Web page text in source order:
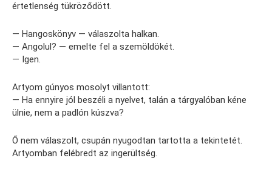
értetlenség tükröződött.
— Hangoskönyv — válaszolta halkan.
— Angolul? — emelte fel a szemöldökét.
— Igen.
Artyom gúnyos mosolyt villantott:
— Ha ennyire jól beszéli a nyelvet, talán a tárgyalóban kéne
ülnie, nem a padlón kúszva?
Ő nem válaszolt, csupán nyugodtan tartotta a tekintetét.
Artyomban felébredt az ingerültség.